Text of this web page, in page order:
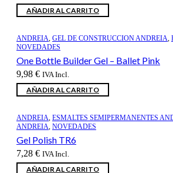
AÑADIR AL CARRITO
ANDREIA, GEL DE CONSTRUCCION ANDREIA,
NOVEDADES
One Bottle Builder Gel – Ballet Pink
9,98 € IVA Incl.
AÑADIR AL CARRITO
ANDREIA, ESMALTES SEMIPERMANENTES
ANDREIA, NOVEDADES
Gel Polish TR6
7,28 € IVA Incl.
AÑADIR AL CARRITO